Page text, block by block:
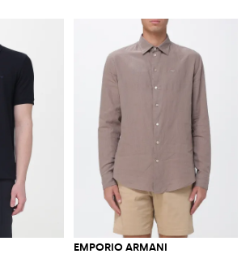
EMPORIO ARMANI